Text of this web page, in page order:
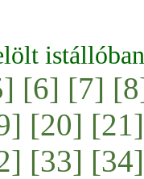
[6] [7]
[20] [21]
[33] [34]